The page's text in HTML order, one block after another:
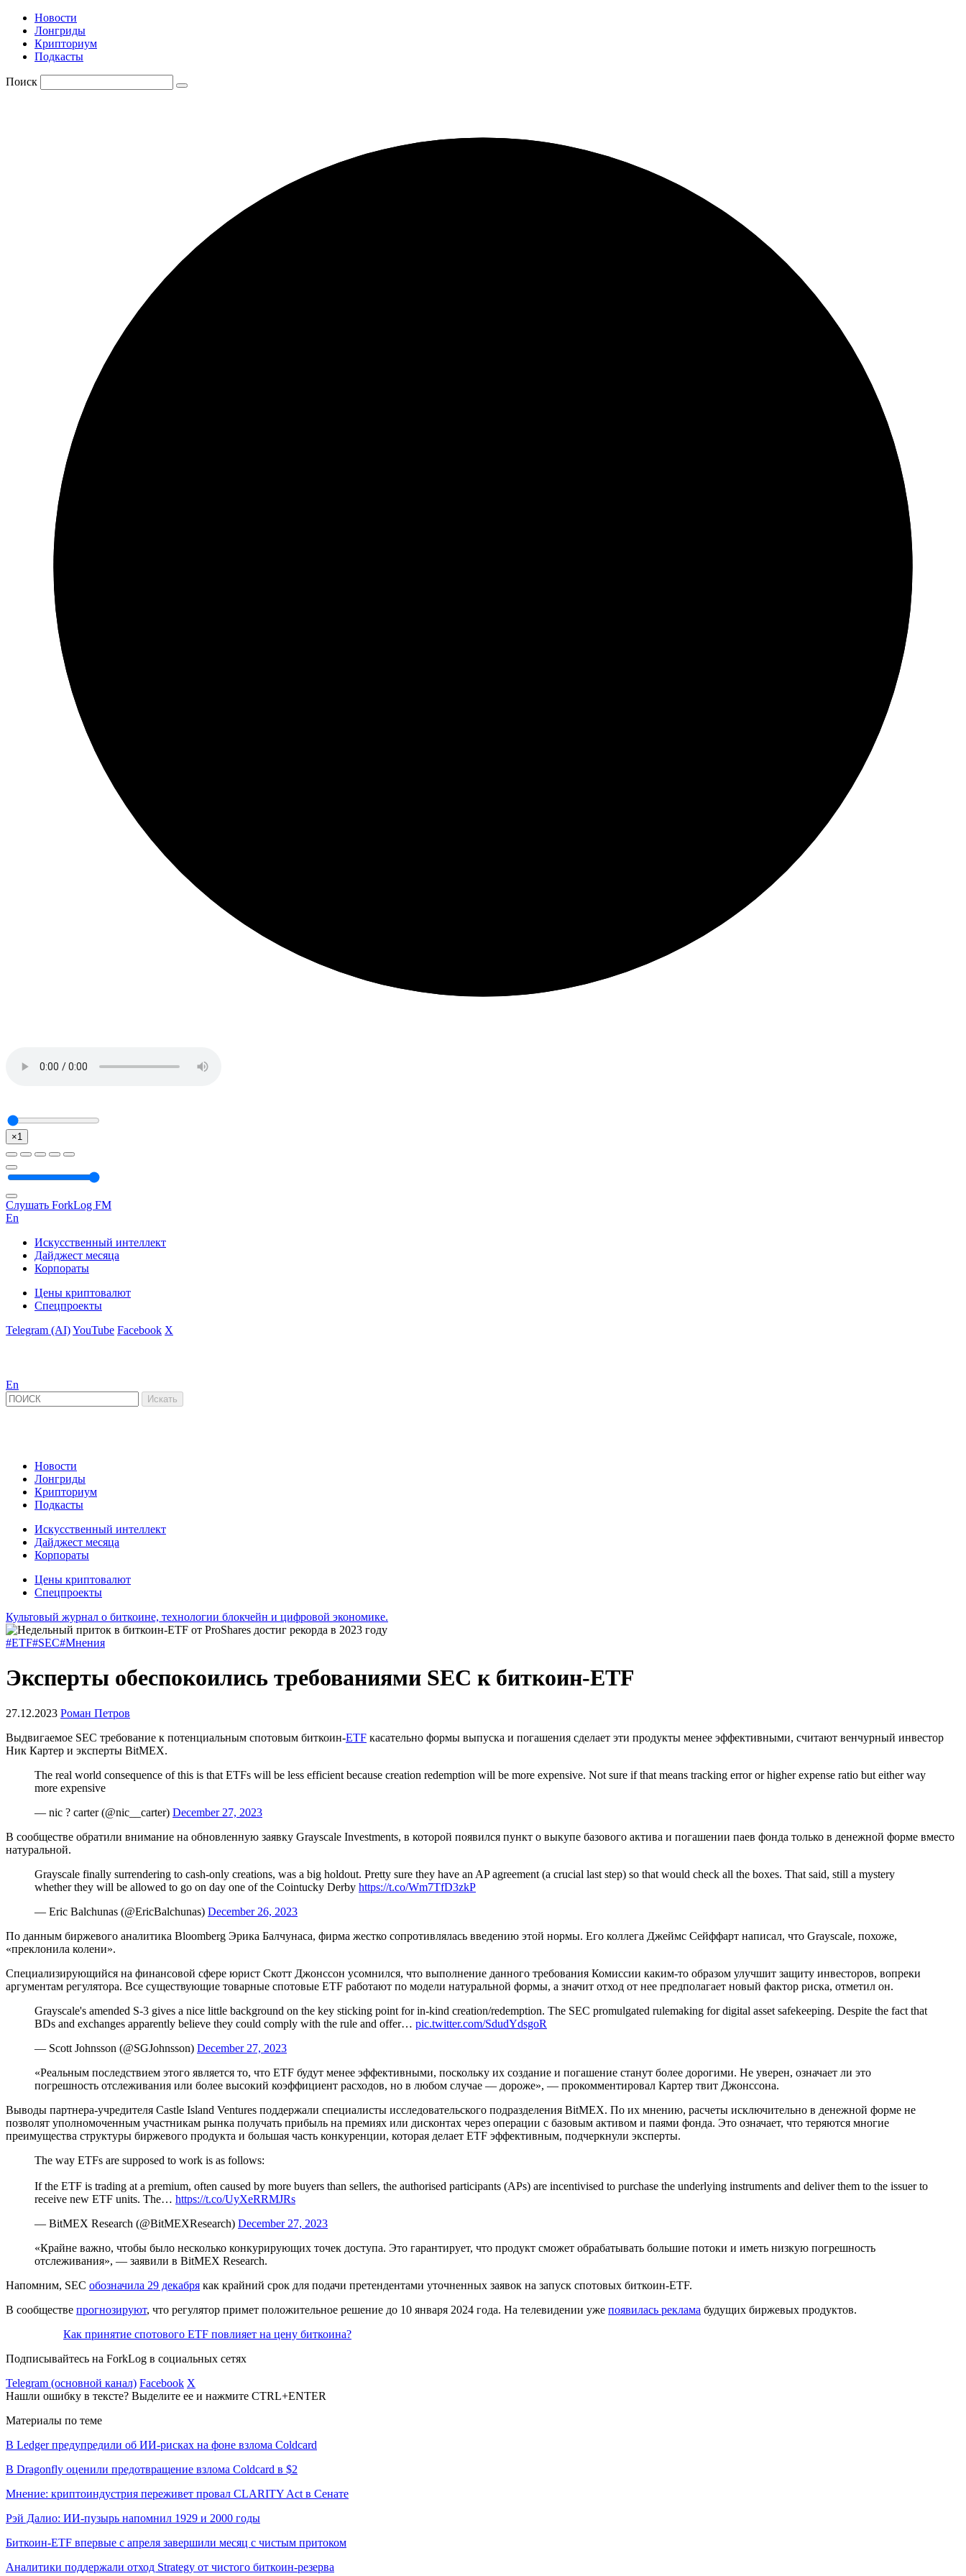
Новости
Лонгриды
Крипториум
Подкасты
Поиск
×1
Слушать ForkLog FM
En
Искусственный интеллект
Дайджест месяца
Корпораты
Цены криптовалют
Спецпроекты
Telegram (AI)YouTube Facebook X
En
Новости
Лонгриды
Крипториум
Подкасты
Искусственный интеллект
Дайджест месяца
Корпораты
Цены криптовалют
Спецпроекты
Культовый журнал о биткоине, технологии блокчейн и цифровой экономике.
#ETF#SEC#Мнения
Эксперты обеспокоились требованиями SEC к биткоин-ETF
27.12.2023 Роман Петров
Выдвигаемое SEC требование к потенциальным спотовым биткоин-ETF касательно формы выпуска и погашения сделает эти продукты менее эффективными, считают венчурный инвестор
Ник Картер и эксперты BitMEX.
The real world consequence of this is that ETFs will be less efficient because creation redemption will be more expensive. Not sure if that means tracking error or higher expense ratio but either way
more expensive
— nic ? carter (@nic__carter) December 27, 2023
В сообществе обратили внимание на обновленную заявку Grayscale Investments, в которой появился пункт о выкупе базового актива и погашении паев фонда только в денежной форме вместо
натуральной.
Grayscale finally surrendering to cash-only creations, was a big holdout. Pretty sure they have an AP agreement (a crucial last step) so that would check all the boxes. That said, still a mystery
whether they will be allowed to go on day one of the Cointucky Derby https://t.co/Wm7TfD3zkP
— Eric Balchunas (@EricBalchunas) December 26, 2023
По данным биржевого аналитика Bloomberg Эрика Балчунаса, фирма жестко сопротивлялась введению этой нормы. Его коллега Джеймс Сейффарт написал, что Grayscale, похоже,
«преклонила колени».
Специализирующийся на финансовой сфере юрист Скотт Джонссон усомнился, что выполнение данного требования Комиссии каким-то образом улучшит защиту инвесторов, вопреки
аргументам регулятора. Все существующие товарные спотовые ETF работают по модели натуральной формы, а значит отход от нее предполагает новый фактор риска, отметил он.
Grayscale's amended S-3 gives a nice little background on the key sticking point for in-kind creation/redemption. The SEC promulgated rulemaking for digital asset safekeeping. Despite the fact that
BDs and exchanges apparently believe they could comply with the rule and offer… pic.twitter.com/SdudYdsgoR
— Scott Johnsson (@SGJohnsson) December 27, 2023
«Реальным последствием этого является то, что ETF будут менее эффективными, поскольку их создание и погашение станут более дорогими. Не уверен, означает ли это
погрешность отслеживания или более высокий коэффициент расходов, но в любом случае — дороже», — прокомментировал Картер твит Джонссона.
Выводы партнера-учредителя Castle Island Ventures поддержали специалисты исследовательского подразделения BitMEX. По их мнению, расчеты исключительно в денежной форме не
позволят уполномоченным участникам рынка получать прибыль на премиях или дисконтах через операции с базовым активом и паями фонда. Это означает, что теряются многие
преимущества структуры биржевого продукта и большая часть конкуренции, которая делает ETF эффективным, подчеркнули эксперты.
The way ETFs are supposed to work is as follows:
If the ETF is trading at a premium, often caused by more buyers than sellers, the authorised participants (APs) are incentivised to purchase the underlying instruments and deliver them to the issuer to
receive new ETF units. The… https://t.co/UyXeRRMJRs
— BitMEX Research (@BitMEXResearch) December 27, 2023
«Крайне важно, чтобы было несколько конкурирующих точек доступа. Это гарантирует, что продукт сможет обрабатывать большие потоки и иметь низкую погрешность
отслеживания», — заявили в BitMEX Research.
Напомним, SEC обозначила 29 декабря как крайний срок для подачи претендентами уточненных заявок на запуск спотовых биткоин-ETF.
В сообществе прогнозируют, что регулятор примет положительное решение до 10 января 2024 года. На телевидении уже появилась реклама будущих биржевых продуктов.
Как принятие спотового ETF повлияет на цену биткоина?
Подписывайтесь на ForkLog в социальных сетях
Telegram (основной канал) Facebook X
Нашли ошибку в тексте? Выделите ее и нажмите CTRL+ENTER
Материалы по теме
В Ledger предупредили об ИИ-рисках на фоне взлома Coldcard
В Dragonfly оценили предотвращение взлома Coldcard в $2
Мнение: криптоиндустрия переживет провал CLARITY Act в Сенате
Рэй Далио: ИИ-пузырь напомнил 1929 и 2000 годы
Биткоин-ETF впервые с апреля завершили месяц с чистым притоком
Аналитики поддержали отход Strategy от чистого биткоин-резерва